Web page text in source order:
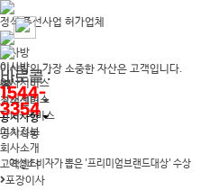
정식 주선사업 허가업체
이사방
이사서비스
청소서비스
The+서비스
이사정보
회사소개
고객센터
바로콜 :
1544-
3354
포장이사
이사방
이사방의 가장 소중한 자산은 고객입니다.
고객센터
공지사항
공지사항
여성소비자가 뽑은 '프리미엄브랜드대상' 수상